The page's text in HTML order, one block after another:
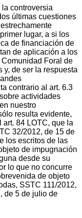
controversia
últimas cuestiones
lugar, a si los
de financiación de
de aplicación a los
Foral de
y, de ser la respuesta
contrario al art. 6.3
actividades
nuestro
resulta evidente,
84 LOTC, que la
32/2012, de 15 de
los escritos de las
de impugnación
desde su
lo que no concurre
de objeto
SSTC 111/2012,
de 5 de julio de